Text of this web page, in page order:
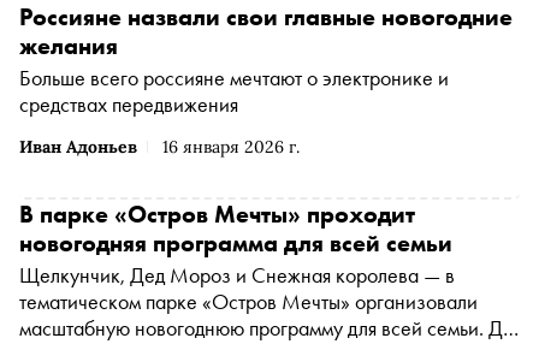
Иван Адоньев 16 января 2026 г.
Россияне назвали свои главные новогодние
желания
Больше всего россияне мечтают о электронике и
средствах передвижения
В парке «Остров Мечты» проходит
новогодняя программа для всей семьи
Щелкунчик, Дед Мороз и Снежная королева — в
тематическом парке «Остров Мечты» организовали
масштабную новогоднюю программу для всей семьи. До